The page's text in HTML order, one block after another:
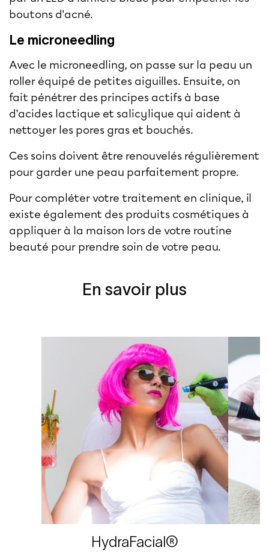
boutons d'acné.
Le microneedling
Avec le microneedling, on passe sur la peau un
roller équipé de petites aiguilles. Ensuite, on
fait pénétrer des principes actifs à base
d’acides lactique et salicylique qui aident à
nettoyer les pores gras et bouchés.
Ces soins doivent être renouvelés régulièrement
pour garder une peau parfaitement propre.
Pour compléter votre traitement en clinique, il
existe également des produits cosmétiques à
appliquer à la maison lors de votre routine
beauté pour prendre soin de votre peau.
En savoir plus
HydraFacial®